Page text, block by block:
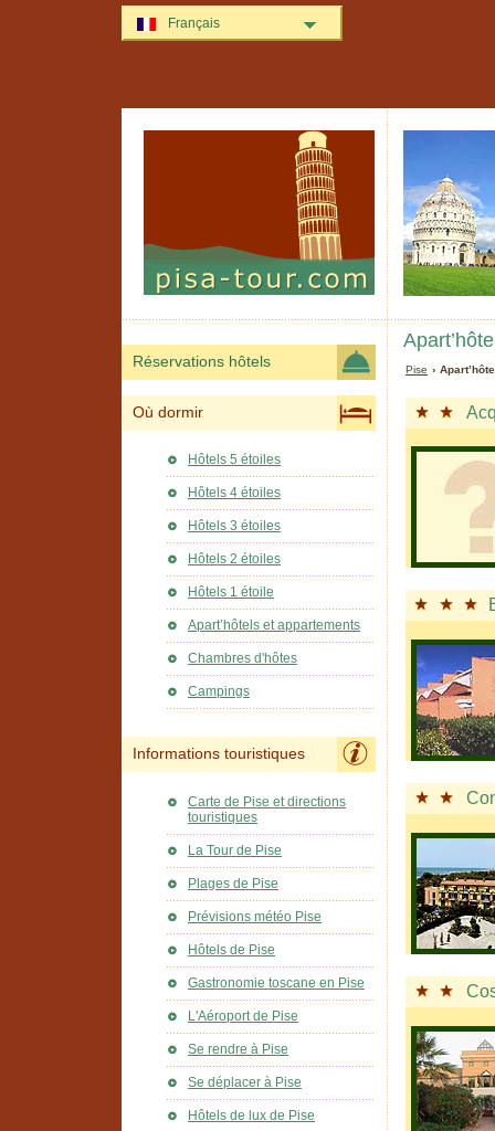
Pise ›
Réservations hôtels
Où dormir
Hôtels 5 étoiles
Hôtels 4 étoiles
Hôtels 3 étoiles
Hôtels 2 étoiles
Hôtels 1 étoile
Apart’hôtels et appartements
Chambres d'hôtes
Campings
Informations touristiques
Carte de Pise et directions
touristiques
La Tour de Pise
Plages de Pise
Prévisions météo Pise
Hôtels de Pise
Gastronomie toscane en Pise
L'Aéroport de Pise
Se rendre à Pise
Se déplacer à Pise
Hôtels de lux de Pise
Français